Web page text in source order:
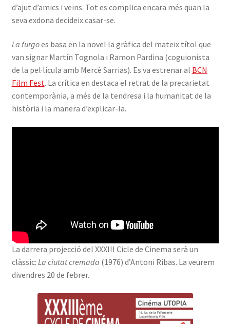
d’ajut d’amics i veïns. Tot es complica encara més quan la
seva exdona decideix casar-se.
La furgoes basa en la novel·la gràfica del mateix títol que
van signar Martín Tognola i Ramon Pardina (coguionista
de la pel·lícula amb Mercè Sarrias). Es va estrenar al BCN
Film Fest. La crítica en destaca el retrat de la precarietat
contemporània, a més de la tendresa i la humanitat de la
història i la manera d’explicar-la.
La darrera projecció del XXXIII Cicle de Cinema serà un
clàssic: La ciutat cremada (1976) d’Antoni Ribas. La veurem
divendres 20 de febrer.